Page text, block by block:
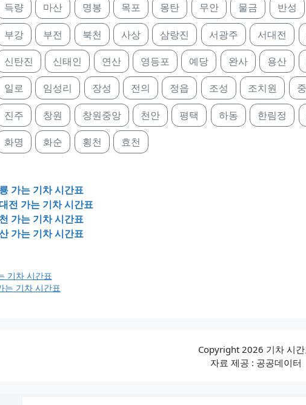
득량 마산 명봉 목포 몽탄 무안 물금 반성
부강 부전 북천 사상 삼랑진 서광주 서대전
신탄진 신태인 연산 영등포 예당 완사 용산
일로 임성리 장성 전의 정읍 조성 조치원
진주 창원 창원중앙 천안 평택 하동 한림정
화명 화순 횡천 효천
가는 기차 시간표
전 가는 기차 시간표
가는 기차 시간표
가는 기차 시간표
기차 시간표
는 기차 시간표
Copyright 2026 기차 시간
자료 제공 : 공공데이터